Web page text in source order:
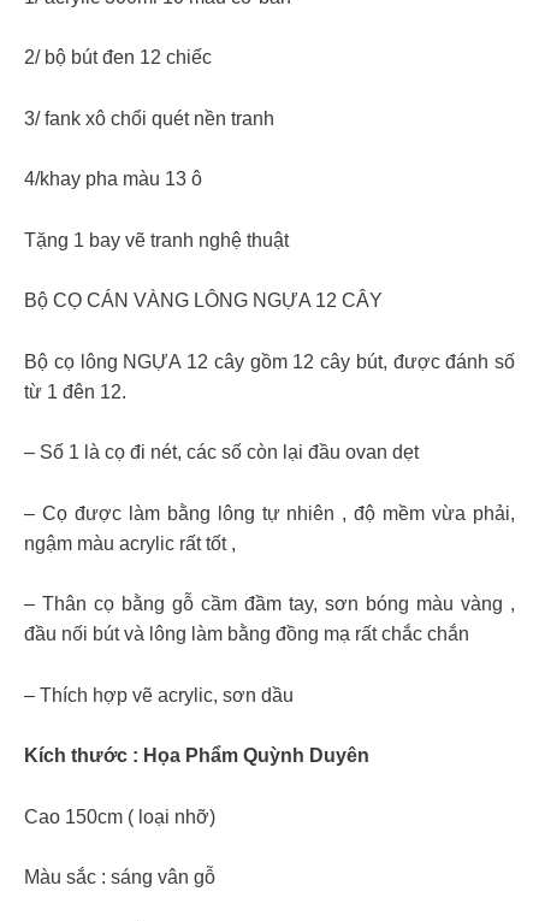
2/ bộ bút đen 12 chiếc
3/ fank xô chổi quét nền tranh
4/khay pha màu 13 ô
Tặng 1 bay vẽ tranh nghệ thuật
Bộ CỌ CÁN VÀNG LÔNG NGỰA 12 CÂY
Bộ cọ lông NGỰA 12 cây gồm 12 cây bút, được đánh số
từ 1 đên 12.
– Số 1 là cọ đi nét, các số còn lại đầu ovan dẹt
– Cọ được làm bằng lông tự nhiên , độ mềm vừa phải,
ngậm màu acrylic rất tốt ,
– Thân cọ bằng gỗ cầm đầm tay, sơn bóng màu vàng ,
đầu nối bút và lông làm bằng đồng mạ rất chắc chắn
– Thích hợp vẽ acrylic, sơn dầu
Kích thước : Họa Phẩm Quỳnh Duyên
Cao 150cm ( loại nhỡ)
Màu sắc : sáng vân gỗ